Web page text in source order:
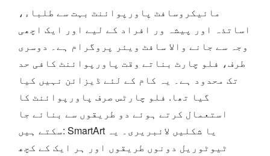
مائیکروسافٹ پاورپوائنٹ بہت سے طلباء،
اساتذہ اور پیشہ ور افراد کے لیے اور ایک اچھی
وجہ سے جانے والا سافٹ ویئر پروگرام ہے۔ دوسری
طرف، فلو چارٹ بناتے وقت پاورپوائنٹ کافی حد
تک محدود ہے۔ یہ کام کے لئے ڈیزائن نہیں کیا
گیا تھا. فلو چارٹس صرف پاورپوائنٹ کا
استعمال کرتے ہوئے دو طریقوں سے بنائے جا
سکتے ہیں: SmartArt یا شکلیں لائبریری۔ یہ
ٹیوٹوریل دونوں طریقوں اور ہر ایک کے کچھ